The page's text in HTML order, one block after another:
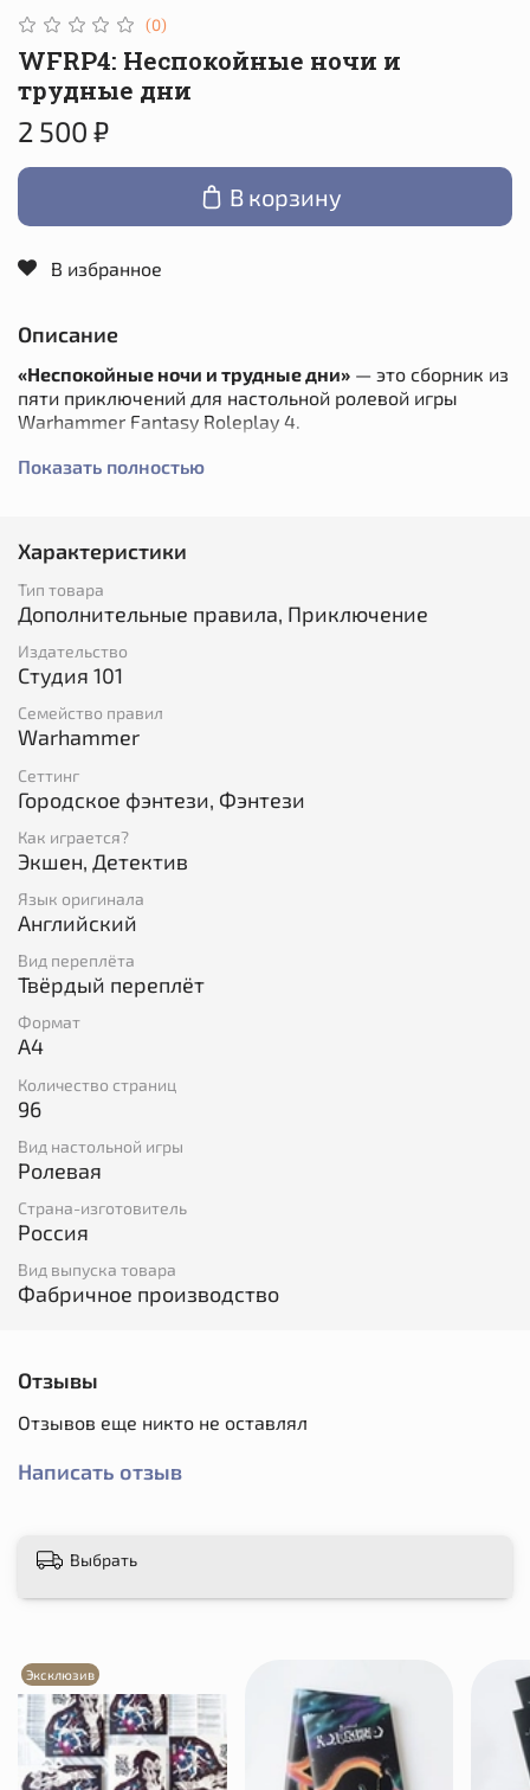
(0)
WFRP4: Неспокойные ночи и
трудные дни
2 500 ₽
В корзину
В избранное
Описание
«Неспокойные ночи и трудные дни» — это сборник из
пяти приключений для настольной ролевой игры
Warhammer Fantasy Roleplay 4.
Всё начинается самым безобидным образом: герои
благородными семействами. Пытаясь подзаработать
и не потерять в процессе голову или менее важную
часть тела, герои побывают на турнире, в опере, на
свадьбе и в особняке.
Эти истории можно использовать как по отдельности,
так и объединить в одну большую кампанию.
Кроме пяти сценариев, в книгу входит описание
играм.
Нужно только ночь простоять да день продержаться!
Показать полностью
Характеристики
Тип товара
Дополнительные правила, Приключение
Издательство
Студия 101
Семейство правил
Warhammer
Сеттинг
Городское фэнтези, Фэнтези
Как играется?
Экшен, Детектив
Язык оригинала
Английский
Вид переплёта
Твёрдый переплёт
Формат
A4
Количество страниц
96
Вид настольной игры
Ролевая
Страна-изготовитель
Россия
Вид выпуска товара
Фабричное производство
Отзывы
Отзывов еще никто не оставлял
Написать отзыв
Выбрать
Эксклюзив